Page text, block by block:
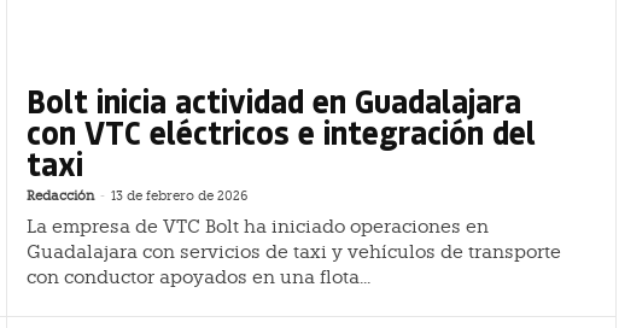
Bolt inicia actividad en Guadalajara
con VTC eléctricos e integración del
taxi
Redacción - 13 de febrero de 2026
La empresa de VTC Bolt ha iniciado operaciones en
Guadalajara con servicios de taxi y vehículos de transporte
con conductor apoyados en una flota...